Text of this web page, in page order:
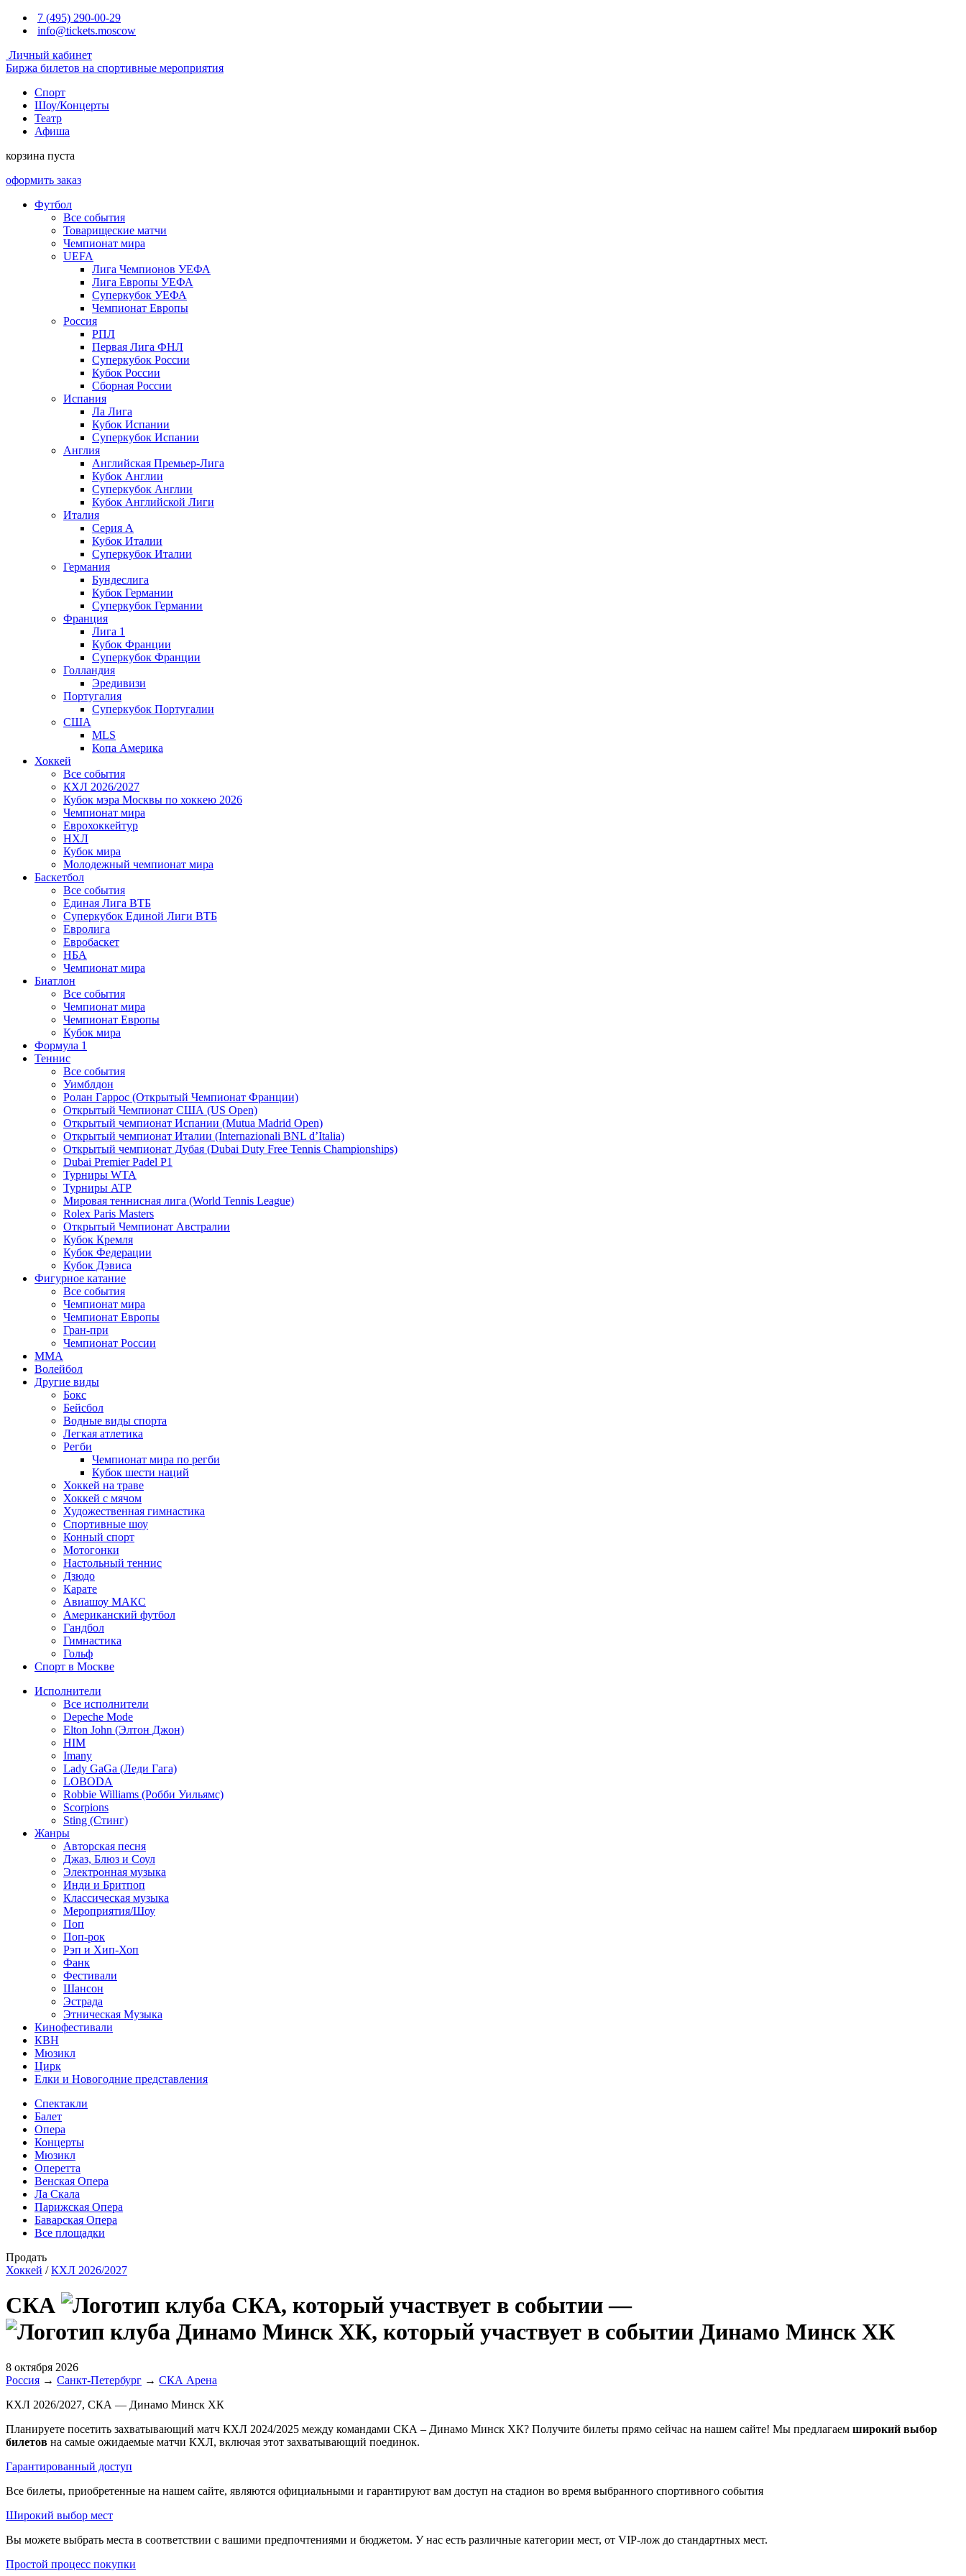
7 (495) 290-00-29
info@tickets.moscow
Личный кабинет
Биржа билетов на спортивные мероприятия
Спорт
Шоу/Концерты
Театр
Афиша
корзина пуста
оформить заказ
Футбол
Все события
Товарищеские матчи
Чемпионат мира
UEFA
Лига Чемпионов УЕФА
Лига Европы УЕФА
Суперкубок УЕФА
Чемпионат Европы
Россия
РПЛ
Первая Лига ФНЛ
Суперкубок России
Кубок России
Сборная России
Испания
Ла Лига
Кубок Испании
Суперкубок Испании
Англия
Английская Премьер-Лига
Кубок Англии
Суперкубок Англии
Кубок Английской Лиги
Италия
Серия А
Кубок Италии
Суперкубок Италии
Германия
Бундеслига
Кубок Германии
Суперкубок Германии
Франция
Лига 1
Кубок Франции
Суперкубок Франции
Голландия
Эредивизи
Португалия
Суперкубок Португалии
США
MLS
Копа Америка
Хоккей
Все события
КХЛ 2026/2027
Кубок мэра Москвы по хоккею 2026
Чемпионат мира
Еврохоккейтур
НХЛ
Кубок мира
Молодежный чемпионат мира
Баскетбол
Все события
Единая Лига ВТБ
Суперкубок Единой Лиги ВТБ
Евролига
Евробаскет
НБА
Чемпионат мира
Биатлон
Все события
Чемпионат мира
Чемпионат Европы
Кубок мира
Формула 1
Теннис
Все события
Уимблдон
Ролан Гаррос (Открытый Чемпионат Франции)
Открытый Чемпионат США (US Open)
Открытый чемпионат Испании (Mutua Madrid Open)
Открытый чемпионат Италии (Internazionali BNL d’Italia)
Открытый чемпионат Дубая (Dubai Duty Free Tennis Championships)
Dubai Premier Padel P1
Турниры WTA
Турниры ATP
Мировая теннисная лига (World Tennis League)
Rolex Paris Masters
Открытый Чемпионат Австралии
Кубок Кремля
Кубок Федерации
Кубок Дэвиса
Фигурное катание
Все события
Чемпионат мира
Чемпионат Европы
Гран-при
Чемпионат России
MMA
Волейбол
Другие виды
Бокс
Бейсбол
Водные виды спорта
Легкая атлетика
Регби
Чемпионат мира по регби
Кубок шести наций
Хоккей на траве
Хоккей с мячом
Художественная гимнастика
Спортивные шоу
Конный спорт
Мотогонки
Настольный теннис
Дзюдо
Карате
Авиашоу МАКС
Американский футбол
Гандбол
Гимнастика
Гольф
Спорт в Москве
Исполнители
Все исполнители
Depeche Mode
Elton John (Элтон Джон)
HIM
Imany
Lady GaGa (Леди Гага)
LOBODA
Robbie Williams (Робби Уильямс)
Scorpions
Sting (Стинг)
Жанры
Авторская песня
Джаз, Блюз и Соул
Электронная музыка
Инди и Бритпоп
Классическая музыка
Мероприятия/Шоу
Поп
Поп-рок
Рэп и Хип-Хоп
Фанк
Фестивали
Шансон
Эстрада
Этническая Музыка
Кинофестивали
КВН
Мюзикл
Цирк
Елки и Новогодние представления
Спектакли
Балет
Опера
Концерты
Мюзикл
Оперетта
Венская Опера
Ла Скала
Парижская Опера
Баварская Опера
Все площадки
Продать
Хоккей /КХЛ 2026/2027
СКА
—
Динамо Минск ХК
8 октября 2026
Россия → Санкт-Петербург → СКА Арена
КХЛ 2026/2027, СКА — Динамо Минск ХК
Планируете посетить захватывающий матч КХЛ 2024/2025 между командами СКА – Динамо Минск ХК? Получите билеты прямо сейчас на нашем сайте! Мы предлагаем широкий выбор
билетов на самые ожидаемые матчи КХЛ, включая этот захватывающий поединок.
Гарантированный доступ
Все билеты, приобретенные на нашем сайте, являются официальными и гарантируют вам доступ на стадион во время выбранного спортивного события
Широкий выбор мест
Вы можете выбрать места в соответствии с вашими предпочтениями и бюджетом. У нас есть различные категории мест, от VIP-лож до стандартных мест.
Простой процесс покупки